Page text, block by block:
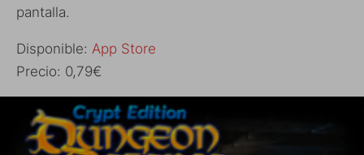
pantalla.
Disponible: App Store
Precio: 0,79€